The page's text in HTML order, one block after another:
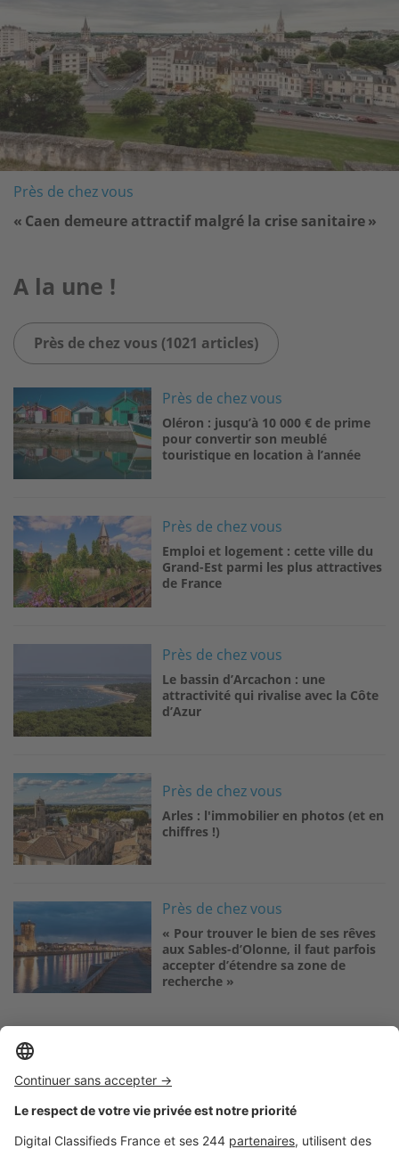
Près de chez vous
« Caen demeure attractif malgré la crise sanitaire »
A la une !
Près de chez vous (1021 articles)
Près de chez vous
Oléron : jusqu’à 10 000 € de prime
pour convertir son meublé
touristique en location à l’année
Image Près de chez vous
Emploi et logement : cette ville du
Grand-Est parmi les plus attractives
de France
Près de chez vous
Le bassin d’Arcachon : une
attractivité qui rivalise avec la Côte
d’Azur
Image
Près de chez vous
Arles : l'immobilier en photos (et en
chiffres !)
Image Près de chez vous
« Pour trouver le bien de ses rêves
aux Sables-d’Olonne, il faut parfois
accepter d’étendre sa zone de
recherche »
Logic-Immo c’est aussi …